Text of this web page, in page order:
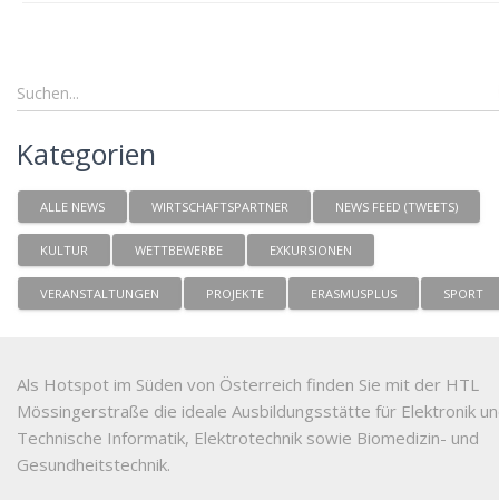
Kategorien
ALLE NEWS WIRTSCHAFTSPARTNER NEWS FEED (TWEETS)
KULTUR WETTBEWERBE EXKURSIONEN
VERANSTALTUNGEN PROJEKTE ERASMUSPLUS SPORT
Als Hotspot im Süden von Österreich finden Sie mit der HTL
Mössingerstraße die ideale Ausbildungsstätte für Elektronik
Technische Informatik, Elektrotechnik sowie Biomedizin- und
Gesundheitstechnik.